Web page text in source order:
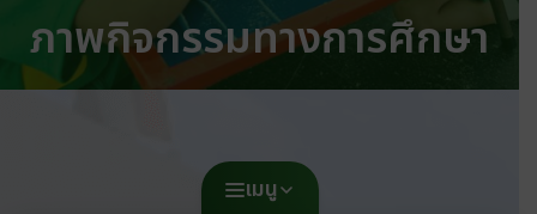
ภาพกิจกรรมทางการศึกษา
เมนู